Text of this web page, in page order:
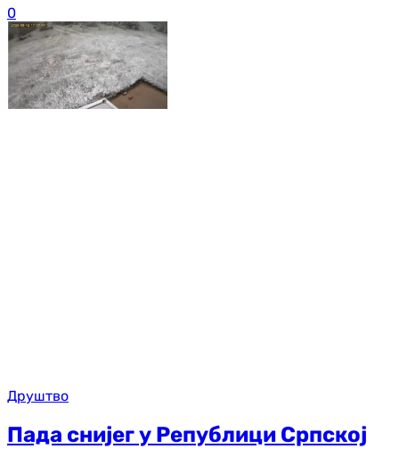
0
Друштво
Пада снијег у Републици Српској